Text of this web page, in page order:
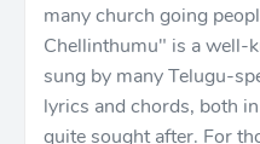
many church going
Chellinthumu" is a well-
sung by many Telugu-
lyrics and chords, both
quite sought after. For